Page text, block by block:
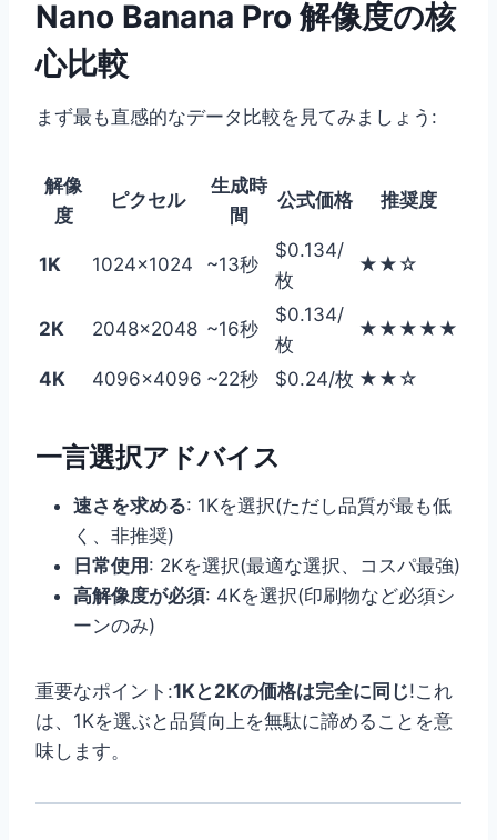
Nano Banana Pro 解像度の核
心比較
まず最も直感的なデータ比較を見てみましょう:
解像
度
ピクセル
生成時
間
公式価格 推奨度
1K 1024×1024 ~13秒
$0.134/
枚
★★☆
2K 2048×2048 ~16秒
$0.134/
枚
★★★★★
4K 4096×4096 ~22秒 $0.24/枚 ★★☆
一言選択アドバイス
速さを求める: 1Kを選択(ただし品質が最も低
く、非推奨)
日常使用 : 2Kを選択(最適な選択、コスパ最強)
高解像度が必須: 4Kを選択(印刷物など必須シ
ーンのみ)
重要なポイント:1Kと2Kの価格は完全に同じ!これ
は、1Kを選ぶと品質向上を無駄に諦めることを意
味します。